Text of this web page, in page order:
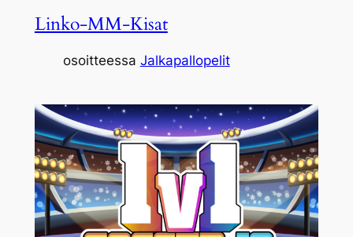
Linko-MM-Kisat
osoitteessa Jalkapallopelit